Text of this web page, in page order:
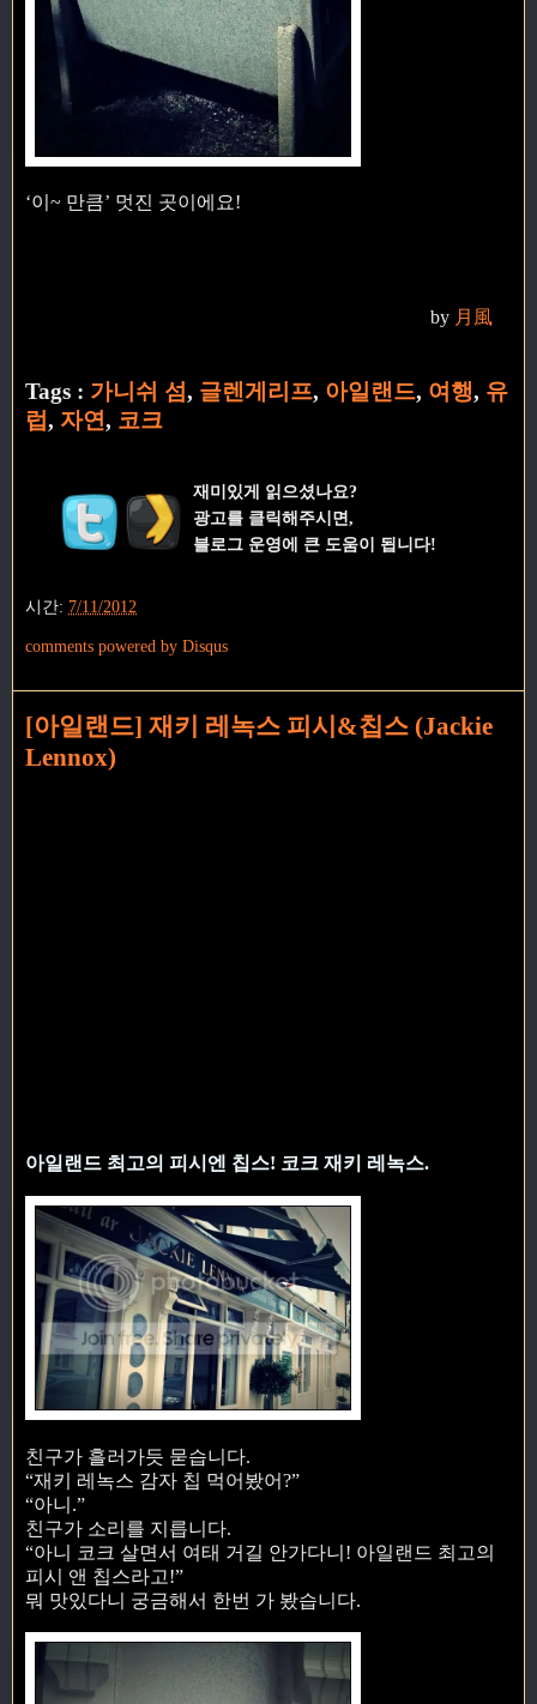
‘이~ 만큼’ 멋진 곳이에요!
by 月風
Tags : 가니쉬 섬, 글렌게리프, 아일랜드, 여행, 유
럽, 자연, 코크
재미있게 읽으셨나요?
광고를 클릭해주시면,
블로그 운영에 큰 도움이 됩니다!
시간: 7/11/2012
comments powered by Disqus
[아일랜드] 재키 레녹스 피시&칩스 (Jackie
Lennox)
아일랜드 최고의 피시엔 칩스! 코크 재키 레녹스.
친구가 흘러가듯 묻습니다.
“재키 레녹스 감자 칩 먹어봤어?”
“아니.”
친구가 소리를 지릅니다.
“아니 코크 살면서 여태 거길 안가다니! 아일랜드 최고의
피시 앤 칩스라고!”
뭐 맛있다니 궁금해서 한번 가 봤습니다.